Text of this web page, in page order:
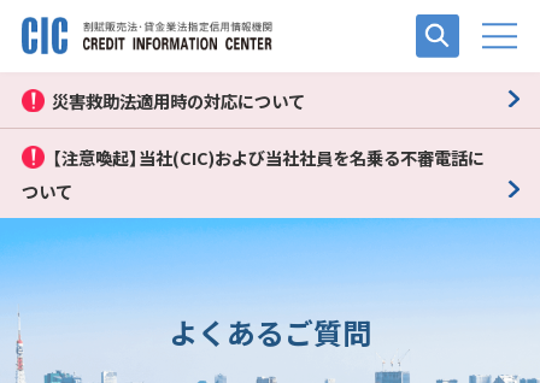
災害救助法適用時の対応について
【注意喚起】当社(CIC)および当社社員を名乗る不審電話に
ついて
よくあるご質問